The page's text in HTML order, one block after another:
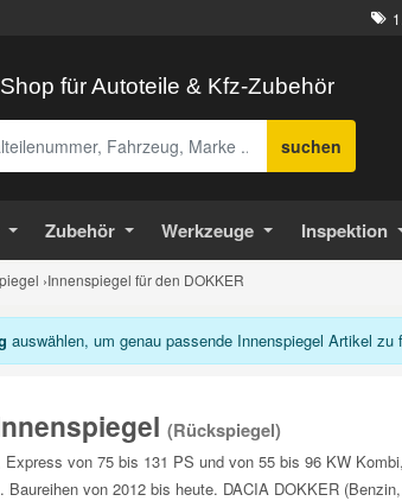
für Autoteile & Kfz-Zubehör
suchen
Zubehör Werkzeuge Inspektion
›Innenspiegel für den DOKKER
auswählen, um genau passende Innenspiegel Artikel zu
(Rückspiegel)
von 75 bis 131 PS und von 55 bis 96 KW
von 2012 bis heute. DACIA DOKKER